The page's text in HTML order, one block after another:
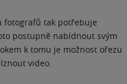
fotografů tak potřebuje
postupně nabídnout svým
k tomu je možnost ořezu
video.